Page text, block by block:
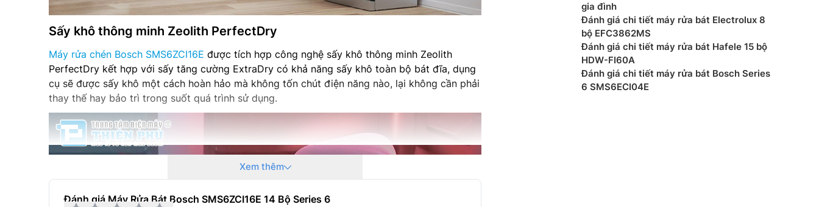
Sấy khô thông minh Zeolith PerfectDry
Máy rửa chén Bosch SMS6ZCI16E được tích hợp công nghệ sấy khô thông minh Zeolith
PerfectDry kết hợp với sấy tăng cường ExtraDry có khả năng sấy khô toàn bộ bát đĩa, dụng
cụ sẽ được sấy khô một cách hoàn hảo mà không tốn chút điện năng nào, lại không cần phải
thay thế hay bảo trì trong suốt quá trình sử dụng.
Xem thêm
Đánh giá Máy Rửa Bát Bosch SMS6ZCI16E 14 Bộ Series 6
gia đình
Đánh giá chi tiết máy rửa bát Electrolux 8
bộ EFC3862MS
Đánh giá chi tiết máy rửa bát Hafele 15 bộ
HDW-FI60A
Đánh giá chi tiết máy rửa bát Bosch Series
6 SMS6ECI04E